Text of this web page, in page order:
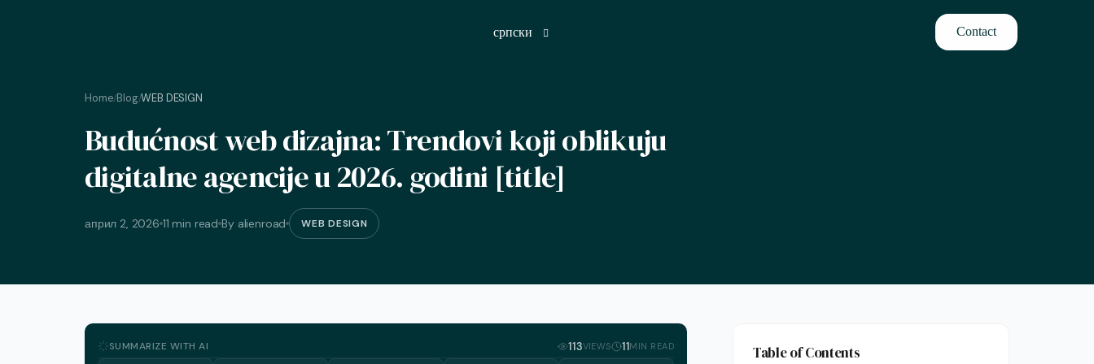
српски
француски
немачки
турски
Contact
Home/Blog/WEB DESIGN
Budućnost web dizajna: Trendovi koji oblikuju
digitalne agencije u 2026. godini [title]
април 2, 2026 11 min read By alienroad WEB DESIGN
SUMMARIZE WITH AI 113VIEWS 11MIN READ Table of Contents